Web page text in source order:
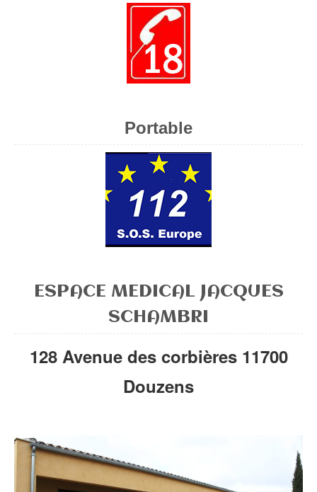
Portable
ESPACE MEDICAL JACQUES
SCHAMBRI
128 Avenue des corbières 11700
Douzens